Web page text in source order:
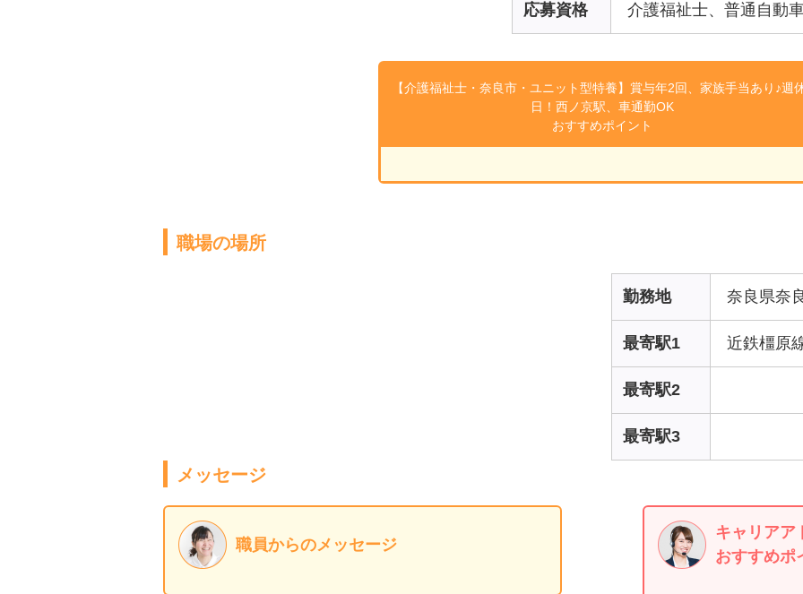
応募資格 介護福祉士、普通自動
【介護福祉士・奈良市・ユニット型特養】賞与年2回、家族手当あり♪週
日！西ノ京駅、車通勤OK
おすすめポイント
職場の場所
勤務地 奈良県奈
最寄駅1 近鉄橿原
最寄駅2
最寄駅3
メッセージ
職員からのメッセージ
キャリアア
おすすめポ